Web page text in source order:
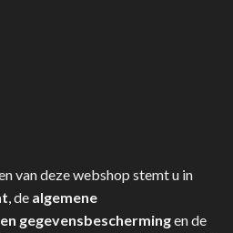
van deze webshop stemt u in
, de algemene
gegevensbeschermingen de